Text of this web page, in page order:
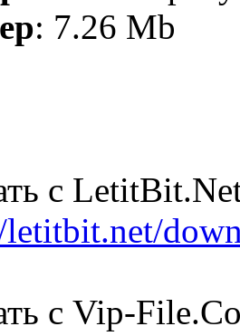
: 7.26 Mb
с
с Vip-